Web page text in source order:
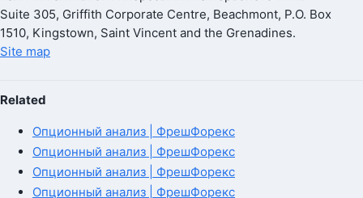
Suite 305, Griffith Corporate Centre, Beachmont, P.O. Box
1510, Kingstown, Saint Vincent and the Grenadines.
Site map
Related
Опционный анализ | ФрешФорекс
Опционный анализ | ФрешФорекс
Опционный анализ | ФрешФорекс
Опционный анализ | ФрешФорекс